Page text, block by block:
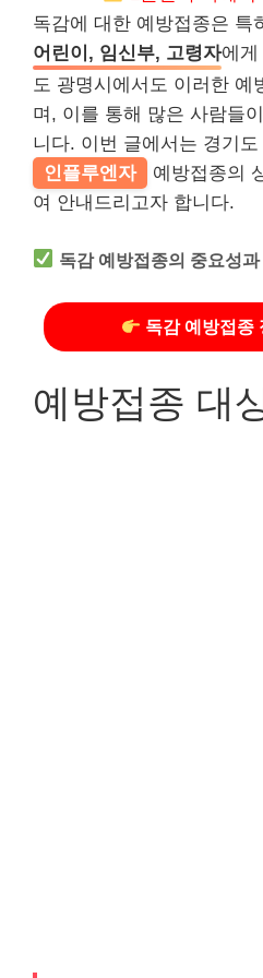
독감에 대한 예방접종은 특
어린이, 임신부, 고령자에게
도 광명시에서도 이러한 예
며, 이를 통해 많은 사람들
니다. 이번 글에서는 경기
인플루엔자
예방접종의
여 안내드리고자 합니다.
독감 예방접종의 중요성과
독감 예방접종
예방접종 대